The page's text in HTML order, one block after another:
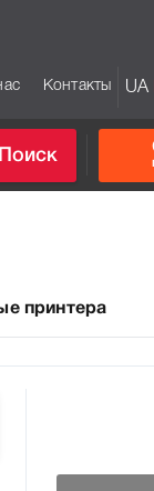
Контакты UA
Поиск
принтера